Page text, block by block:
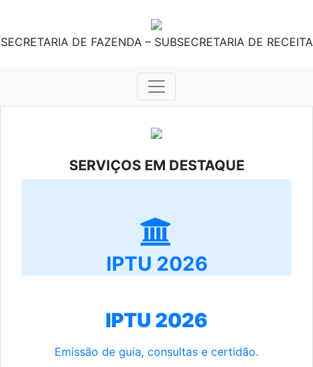
SECRETARIA DE FAZENDA – SUBSECRETARIA DE RECEITA
SERVIÇOS EM DESTAQUE
IPTU 2026
IPTU 2026
Emissão de guia, consultas e certidão.